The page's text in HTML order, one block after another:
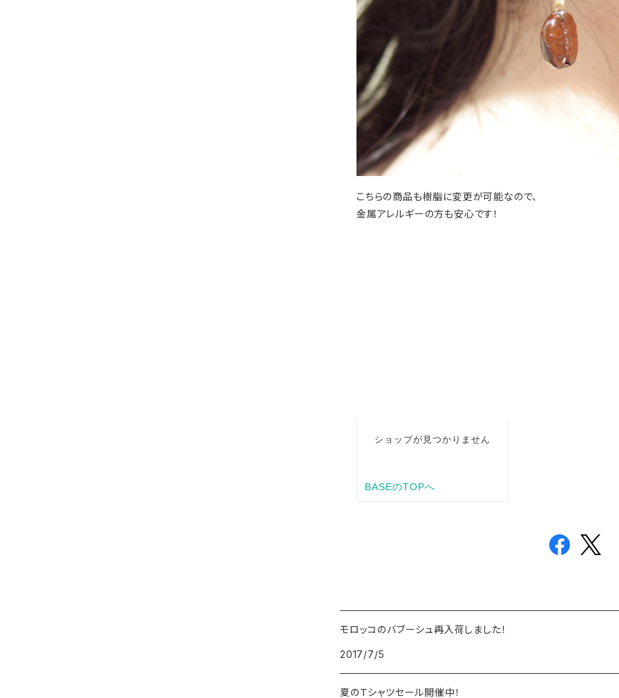
こちらの商品も樹脂に変更が可能なので、
金属アレルギーの方も安心です！
モロッコのバブーシュ再入荷しました！
2017/7/5
夏のＴシャツセール開催中！